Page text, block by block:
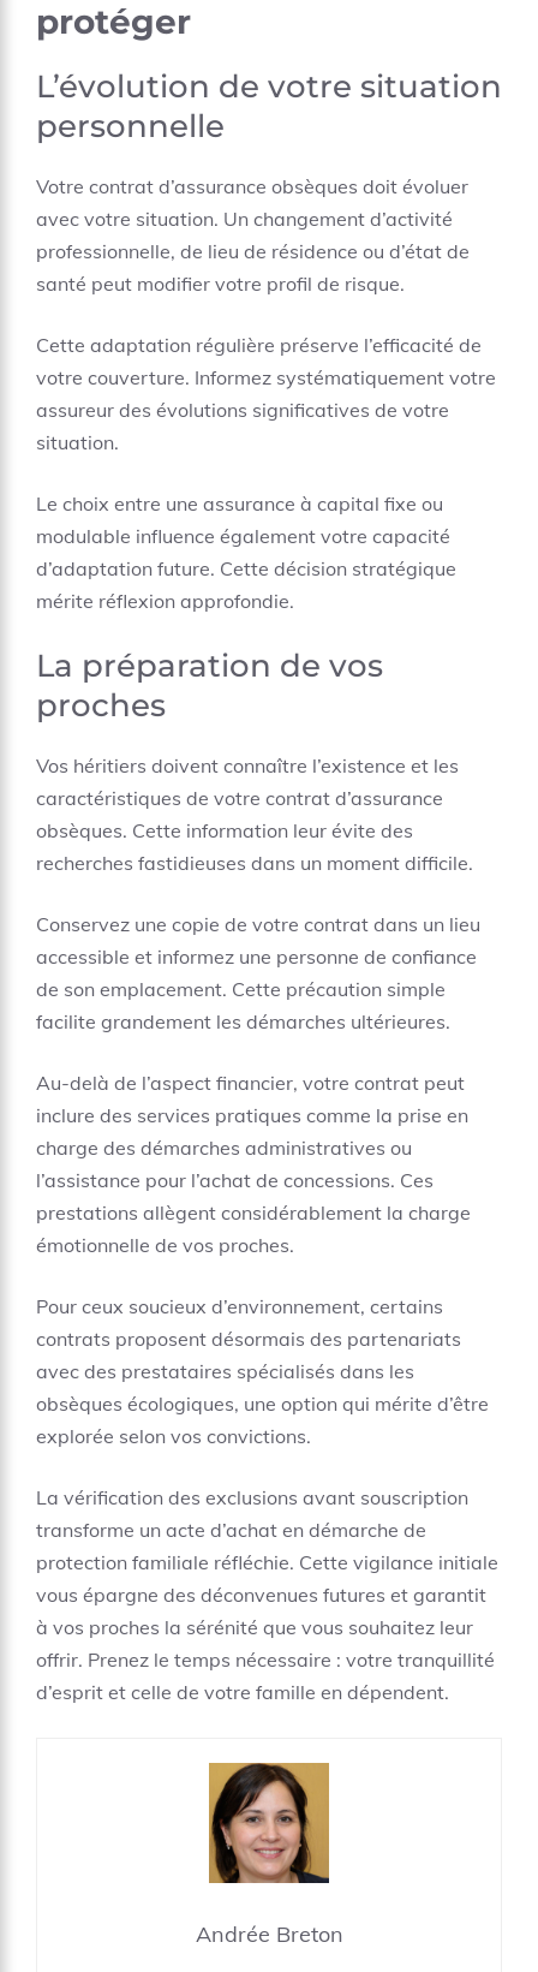
protéger
L’évolution de votre situation
personnelle
Votre contrat d’assurance obsèques doit évoluer
avec votre situation. Un changement d’activité
professionnelle, de lieu de résidence ou d’état de
santé peut modifier votre profil de risque.
Cette adaptation régulière préserve l’efficacité de
votre couverture. Informez systématiquement votre
assureur des évolutions significatives de votre
situation.
Le choix entre une assurance à capital fixe ou
modulable influence également votre capacité
d’adaptation future. Cette décision stratégique
mérite réflexion approfondie.
La préparation de vos
proches
Vos héritiers doivent connaître l’existence et les
caractéristiques de votre contrat d’assurance
obsèques. Cette information leur évite des
recherches fastidieuses dans un moment difficile.
Conservez une copie de votre contrat dans un lieu
accessible et informez une personne de confiance
de son emplacement. Cette précaution simple
facilite grandement les démarches ultérieures.
Au-delà de l’aspect financier, votre contrat peut
inclure des services pratiques comme la prise en
charge des démarches administratives ou
l’assistance pour l’achat de concessions. Ces
prestations allègent considérablement la charge
émotionnelle de vos proches.
Pour ceux soucieux d’environnement, certains
contrats proposent désormais des partenariats
avec des prestataires spécialisés dans les
obsèques écologiques, une option qui mérite d’être
explorée selon vos convictions.
La vérification des exclusions avant souscription
transforme un acte d’achat en démarche de
protection familiale réfléchie. Cette vigilance initiale
vous épargne des déconvenues futures et garantit
à vos proches la sérénité que vous souhaitez leur
offrir. Prenez le temps nécessaire : votre tranquillité
d’esprit et celle de votre famille en dépendent.
Andrée Breton